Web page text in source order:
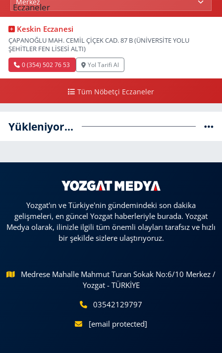
Keskin Eczanesi
ÇAPANOĞLU MAH. CEMİL ÇİÇEK CAD. 87 B (ÜNİVERSİTE YOLU
ŞEHİTLER FEN LİSESİ ALTI)
0 (354) 502 76 53 Yol Tarifi Al
Tüm Nöbetçi Eczaneler
Yükleniyor...
Yozgat'ın ve Türkiye'nin gündemindeki son dakika
gelişmeleri, en güncel Yozgat haberleriyle burada. Yozgat
Medya olarak, ilinizle ilgili tüm önemli olayları tarafsız ve hızlı
bir şekilde sizlere ulaştırıyoruz.
Medrese Mahalle Mahmut Turan Sokak No:6/10 Merkez /
Yozgat - TÜRKİYE
03542129797
[email protected]